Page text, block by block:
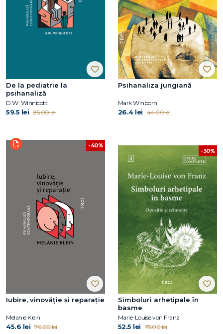
De la pediatrie la
psihanaliză
D.W. Winnicott
59.5 lei 85.00 lei
Psihanaliza jungiană
Mark Winborn
26.4 lei 44.00 lei
-40%
Iubire, vinovăție și reparație
Melanie Klein
45.6 lei 76.00 lei
-30%
Simboluri arhetipale în
basme
Marie-Louise von Franz
52.5 lei 75.00 lei